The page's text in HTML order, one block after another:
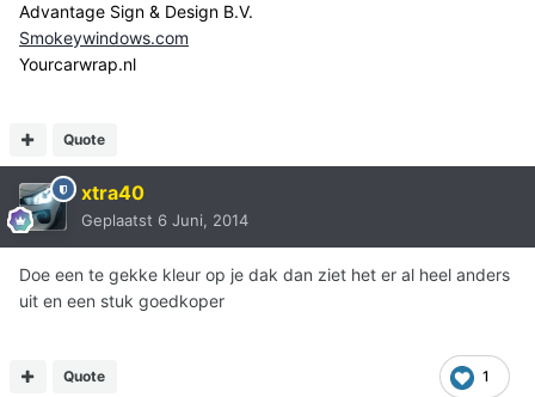
Advantage Sign & Design B.V.
Smokeywindows.com
Yourcarwrap.nl
Quote
xtra40
Geplaatst 6 Juni, 2014
Doe een te gekke kleur op je dak dan ziet het er al heel anders
uit en een stuk goedkoper
1
Quote